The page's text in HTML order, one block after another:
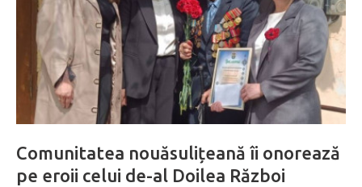
Comunitatea nouăsulițeană îi onorează
pe eroii celui de-al Doilea Război